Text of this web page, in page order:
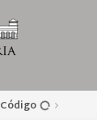
Código